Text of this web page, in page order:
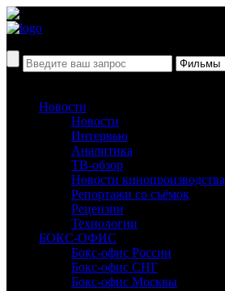
Новости
Новости
Интервью
Аналитика
ТВ-обзор
Новости кинопроизводства
Репортажи со съёмок
Рецензии
Технологии
БОКС-ОФИС
Бокс-офис России
Бокс-офис СНГ
Бокс-офис Москвы